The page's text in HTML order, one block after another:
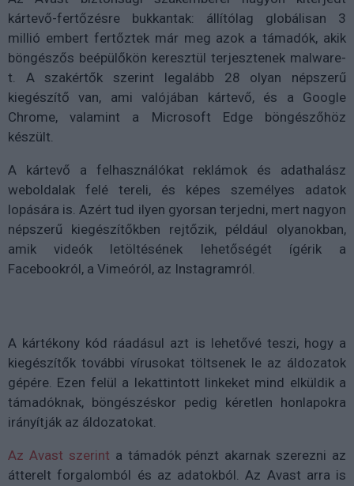
kártevő-fertőzésre bukkantak: állítólag globálisan 3
millió embert fertőztek már meg azok a támadók, akik
böngészős beépülőkön keresztül terjesztenek malware-
t. A szakértők szerint legalább 28 olyan népszerű
kiegészítő van, ami valójában kártevő, és a Google
Chrome, valamint a Microsoft Edge böngészőhöz
készült.
A kártevő a felhasználókat reklámok és adathalász
weboldalak felé tereli, és képes személyes adatok
lopására is. Azért tud ilyen gyorsan terjedni, mert nagyon
népszerű kiegészítőkben rejtőzik, például olyanokban,
amik videók letöltésének lehetőségét ígérik a
Facebookról, a Vimeóról, az Instagramról.
A kártékony kód ráadásul azt is lehetővé teszi, hogy a
kiegészítők további vírusokat töltsenek le az áldozatok
gépére. Ezen felül a lekattintott linkeket mind elküldik a
támadóknak, böngészéskor pedig kéretlen honlapokra
irányítják az áldozatokat.
Az Avast szerint a támadók pénzt akarnak szerezni az
átterelt forgalomból és az adatokból. Az Avast arra is